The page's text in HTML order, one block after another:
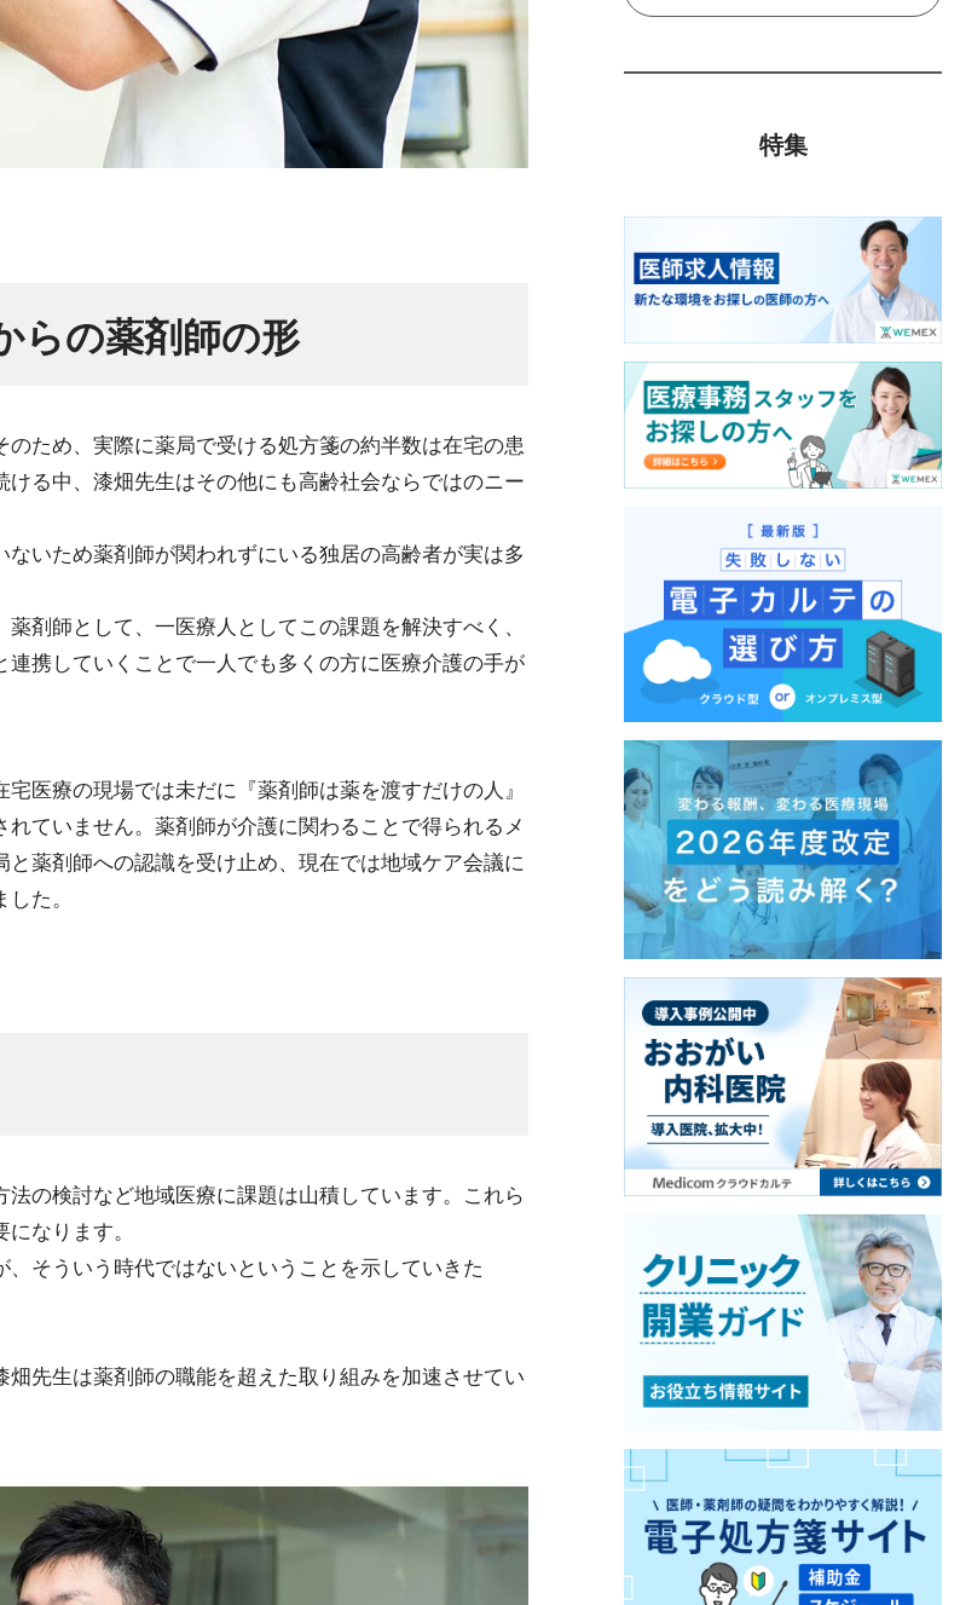
らの薬剤師の形
ため、実際に薬局で受ける処方箋の約半数は在宅の患
る中、漆畑先生はその他にも高齢社会ならではのニー
いため薬剤師が関われずにいる独居の高齢者が実は多
剤師として、一医療人としてこの課題を解決すべく、
携していくことで一人でも多くの方に医療介護の手が
医療の現場では未だに『薬剤師は薬を渡すだけの人』
ていません。薬剤師が介護に関わることで得られるメ
薬剤師への認識を受け止め、現在では地域ケア会議に
た。
の検討など地域医療に課題は山積しています。これら
なります。
そういう時代ではないということを示していきた
先生は薬剤師の職能を超えた取り組みを加速させてい
特集